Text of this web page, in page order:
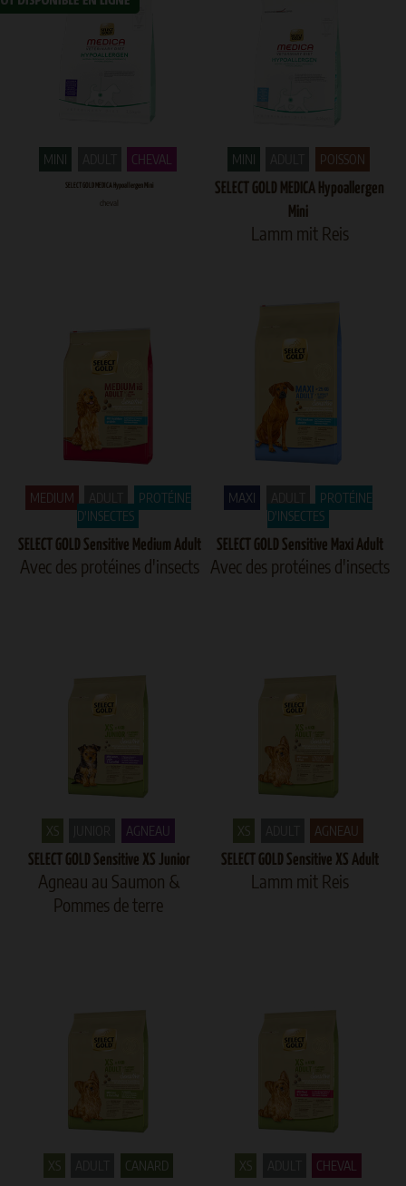
MINI CHEVAL
SELECT GOLD MEDICA Hypoallergen Mini
cheval
MINI POISSON
SELECT GOLD MEDICA Hypoallergen
Mini
Lamm mit Reis
MEDIUM
PROTÉINE
D'INSECTES
SELECT GOLD Sensitive Medium Adult
Avec des protéines d'insects
MAXI
PROTÉINE
D'INSECTES
SELECT GOLD Sensitive Maxi Adult
Avec des protéines d'insects
XS AGNEAU
SELECT GOLD Sensitive XS Junior
Agneau au Saumon &
Pommes de terre
XS AGNEAU
SELECT GOLD Sensitive XS Adult
Lamm mit Reis
XS CANARD XS CHEVAL